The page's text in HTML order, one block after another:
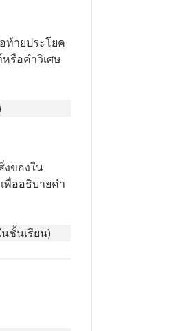
ท้ายประโยค
รือคำวิเศษ
ของใน
พื่ออธิบายคำ
ชั้นเรียน)